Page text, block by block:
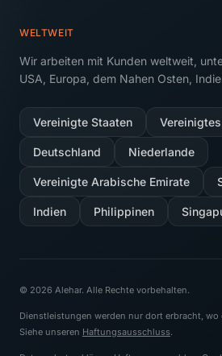
WELTWEIT
Wir arbeiten mit Kunden weltweit,
USA, Europa, dem Nahen Osten,
Vereinigte Staaten
Deutschland Niederlande
Vereinigte Arabische Emirate
Indien Philippinen
© 2026 Alehar. Alle Rechte vorbehalten.
Dienstleistungen werden nur dort erbracht,
Siehe unseren Haftungsausschluss.